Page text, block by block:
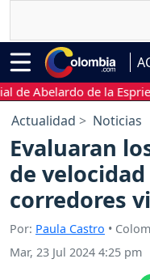
de la Espriella
Actualidad Noticias
Evaluaran
de
corredores
Por: Paula Castro •
Mar, 23 Jul 2024 4:25 pm